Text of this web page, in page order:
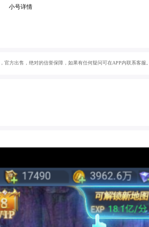
小号详情
方出售，绝对的信誉保障，如果有任何疑问可在APP内联系客服。